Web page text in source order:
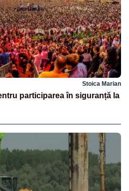
Stoica Marian
participarea în siguranță la